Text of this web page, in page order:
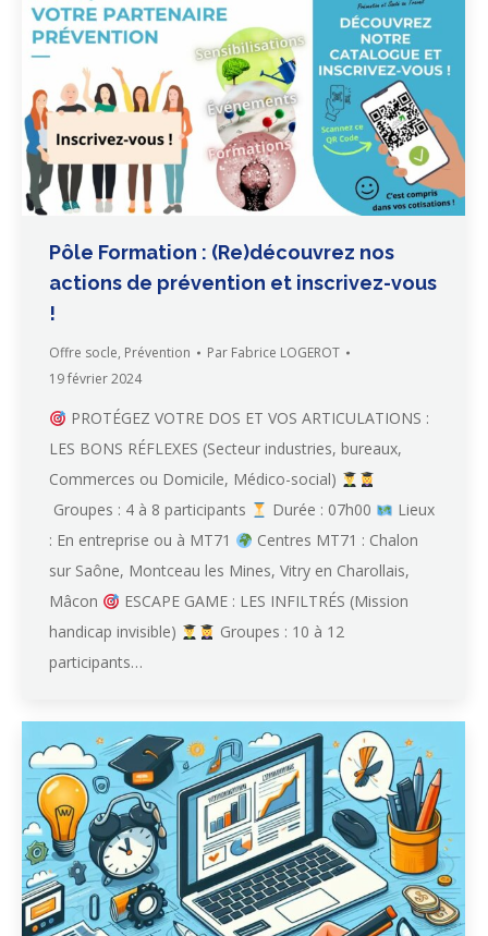
Pôle Formation : (Re)découvrez nos
actions de prévention et inscrivez-vous
!
Offre socle, Prévention Par Fabrice LOGEROT
19 février 2024
PROTÉGEZ VOTRE DOS ET VOS ARTICULATIONS :
LES BONS RÉFLEXES (Secteur industries, bureaux,
Commerces ou Domicile, Médico-social)
Groupes : 4 à 8 participants
Durée : 07h00
Lieux
: En entreprise ou à MT71
Centres MT71 : Chalon
sur Saône, Montceau les Mines, Vitry en Charollais,
Mâcon
ESCAPE GAME : LES INFILTRÉS (Mission
handicap invisible)
Groupes : 10 à 12
participants…